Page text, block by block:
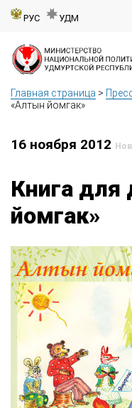
РУС УДМ
Главная страница >
«Алтын йомгак»
16 ноября 2012
Книга для
йомгак»